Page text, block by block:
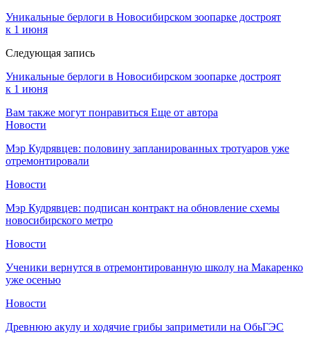
Уникальные берлоги в Новосибирском зоопарке достроят
к 1 июня
Следующая запись
Уникальные берлоги в Новосибирском зоопарке достроят
к 1 июня
Вам также могут понравиться Еще от автора
Новости
Мэр Кудрявцев: половину запланированных тротуаров уже
отремонтировали
Новости
Мэр Кудрявцев: подписан контракт на обновление схемы
новосибирского метро
Новости
Ученики вернутся в отремонтированную школу на Макаренко
уже осенью
Новости
Древнюю акулу и ходячие грибы заприметили на ОбьГЭС